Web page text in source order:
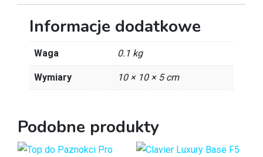
Informacje dodatkowe
Waga 0.1 kg
Wymiary 10 × 10 × 5 cm
Podobne produkty